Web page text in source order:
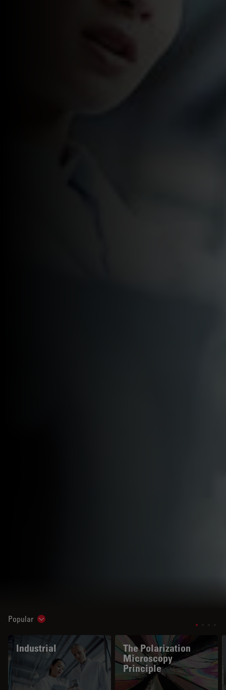
Popular Show subnavigation
Industrial
The Polarization
Microscopy
Principle